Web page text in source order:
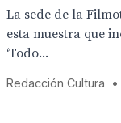
La sede de la
esta muestra que
‘Todo...
Redacción Cultura •